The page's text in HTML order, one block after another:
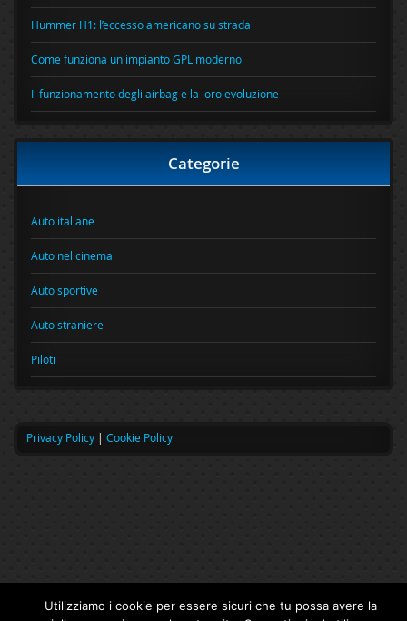
Hummer H1: l’eccesso americano su strada
Come funziona un impianto GPL moderno
Il funzionamento degli airbag e la loro evoluzione
Categorie
Auto italiane
Auto nel cinema
Auto sportive
Auto straniere
Piloti
Privacy Policy | Cookie Policy
Utilizziamo i cookie per essere sicuri che tu possa avere la